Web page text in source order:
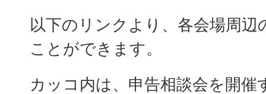
以下のリンクより、各会場周辺
ことができます。
カッコ内は、申告相談会を開催